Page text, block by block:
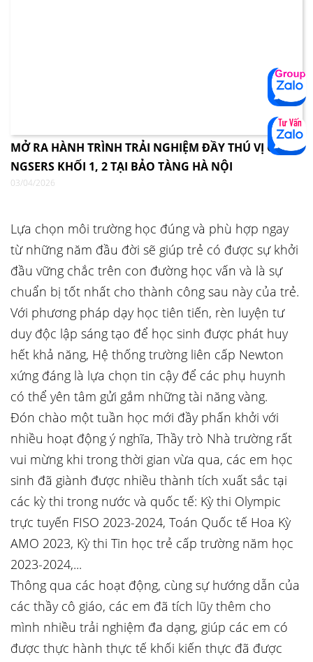
MỞ RA HÀNH TRÌNH TRẢI NGHIỆM ĐẦY THÚ VỊ CÙNG
NGSERS KHỐI 1, 2 TẠI BẢO TÀNG HÀ NỘI
03/04/2026
Lựa chọn môi trường học đúng và phù hợp ngay
từ những năm đầu đời sẽ giúp trẻ có được sự khởi
đầu vững chắc trên con đường học vấn và là sự
chuẩn bị tốt nhất cho thành công sau này của trẻ.
Với phương pháp dạy học tiên tiến, rèn luyện tư
duy độc lập sáng tạo để học sinh được phát huy
hết khả năng, Hệ thống trường liên cấp Newton
xứng đáng là lựa chọn tin cậy để các phụ huynh
có thể yên tâm gửi gắm những tài năng vàng.
Đón chào một tuần học mới đầy phấn khởi với
nhiều hoạt động ý nghĩa, Thầy trò Nhà trường rất
vui mừng khi trong thời gian vừa qua, các em học
sinh đã giành được nhiều thành tích xuất sắc tại
các kỳ thi trong nước và quốc tế: Kỳ thi Olympic
trực tuyến FISO 2023-2024, Toán Quốc tế Hoa Kỳ
AMO 2023, Kỳ thi Tin học trẻ cấp trường năm học
2023-2024,...
Thông qua các hoạt động, cùng sự hướng dẫn của
các thầy cô giáo, các em đã tích lũy thêm cho
mình nhiều trải nghiệm đa dạng, giúp các em có
được thực hành thực tế khối kiến thực đã được